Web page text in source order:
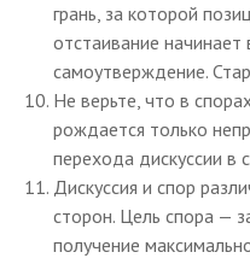
грань, за которой
отстаивание начинает
самоутверждение.
Не верьте, что в
рождается только
перехода дискуссии в
Дискуссия и спор
сторон. Цель спора —
получение